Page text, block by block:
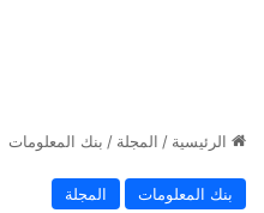
الرئيسية / المجلة / بنك المعلومات
بنك المعلومات المجلة